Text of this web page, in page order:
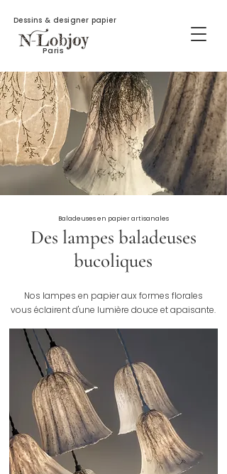
Dessins & designer papier
Paris
Baladeuses en papier artisanales
Des lampes baladeuses
bucoliques
Nos lampes en papier aux formes florales
vous éclairent d'une lumière douce et apaisante.